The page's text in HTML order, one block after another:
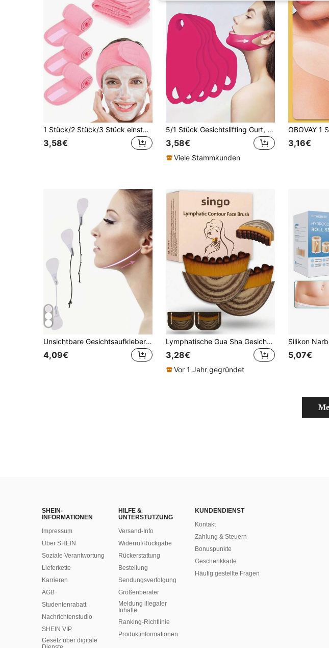
1 Stück/2 Stück/3 Stück einstellbares Damen SPA Gesichtspflege Stirnband, Dusche Make-up Haarband, geeignet für Gesichtsreinigung, weiches Handtuch, kann als Haarzubehör, Hautpflege Stirnband, Schönheit, Hautpflege Produkte, SPA, Selbstpflege, Hautpflege Werkzeuge, Gesichtspflege, Schönheitstherapie Zubehör, Haut, Gesichtsreiniger, Gesichtspflege verwendet werden
3,58€
5/1 Stück Gesichtslifting Gurt, V-förmige Gesichtslifting Straffung Doppelkinn Gel Training Gurt, Gesichtslifting Kinnmaske, Beseitigung von Doppelkinn, Faltenreduktion. Kann während des Schlafens, zu Hause, beim Sport oder Yoga getragen werden.
3,58€
Viele Stammkunden
3,16€
Unsichtbare Gesichtsaufkleber 60/40/80/120/240/480 Stück
4,09€
Lymphatische Gua Sha Gesichtsbürste, Lymphdrainage Doppelkinnschlankheitsbürste, ergonomisches Design passt sich der Haut an, lindert präzise Müdigkeit
3,28€
Vor 1 Jahr gegründet
5,07€
SHEIN-
INFORMATIONEN
Impressum
Über SHEIN
Soziale Verantwortung
Lieferkette
Karrieren
AGB
Studentenrabatt
Nachrichtenstudio
SHEIN VIP
Gesetz über digitale
HILFE &
UNTERSTÜTZUNG
Versand-Info
Widerruf/Rückgabe
Rückerstattung
Bestellung
Sendungsverfolgung
Größenberater
Meldung illegaler
Inhalte
Ranking-Richtlinie
​Produktinformationen
KUNDENDIENST
Kontakt
Zahlung & Steuern
Bonuspunkte
Geschenkkarte
Häufig gestellte Fragen